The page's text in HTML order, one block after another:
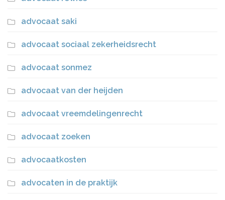
advocaat saki
advocaat sociaal zekerheidsrecht
advocaat sonmez
advocaat van der heijden
advocaat vreemdelingenrecht
advocaat zoeken
advocaatkosten
advocaten in de praktijk